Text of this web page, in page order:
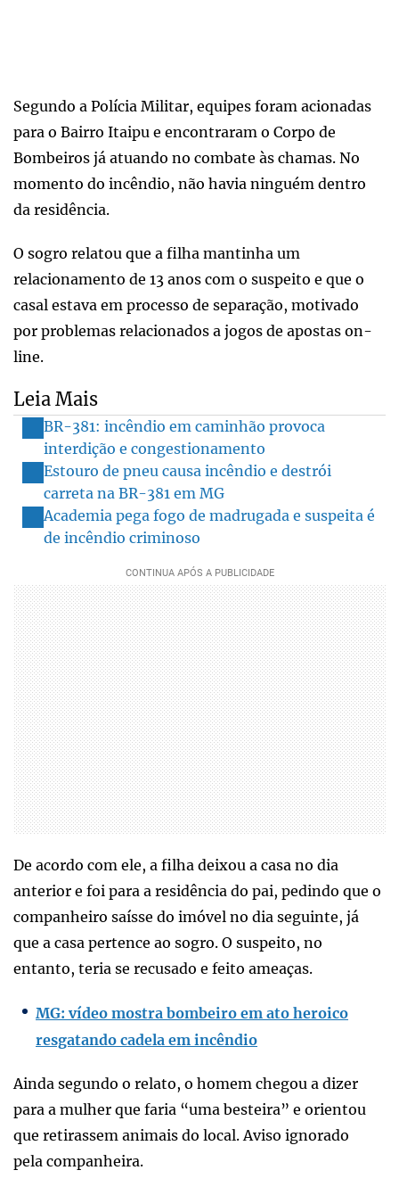
Segundo a Polícia Militar, equipes foram acionadas
para o Bairro Itaipu e encontraram o Corpo de
Bombeiros já atuando no combate às chamas. No
momento do incêndio, não havia ninguém dentro
da residência.
O sogro relatou que a filha mantinha um
relacionamento de 13 anos com o suspeito e que o
casal estava em processo de separação, motivado
por problemas relacionados a jogos de apostas on-
line.
Leia Mais
BR-381: incêndio em caminhão provoca
interdição e congestionamento
Estouro de pneu causa incêndio e destrói
carreta na BR-381 em MG
Academia pega fogo de madrugada e suspeita é
de incêndio criminoso
De acordo com ele, a filha deixou a casa no dia
anterior e foi para a residência do pai, pedindo que o
companheiro saísse do imóvel no dia seguinte, já
que a casa pertence ao sogro. O suspeito, no
entanto, teria se recusado e feito ameaças.
MG: vídeo mostra bombeiro em ato heroico
resgatando cadela em incêndio
Ainda segundo o relato, o homem chegou a dizer
para a mulher que faria “uma besteira” e orientou
que retirassem animais do local. Aviso ignorado
pela companheira.